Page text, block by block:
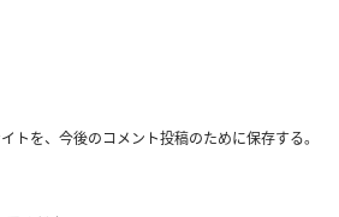
トを、今後のコメント投稿のために保存する。